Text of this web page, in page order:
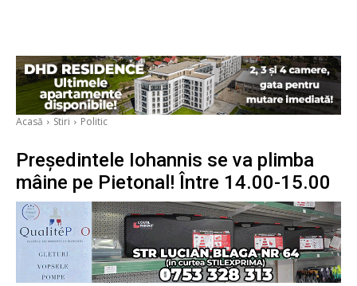
Acasă Stiri Politic
Președintele Iohannis se va plimba
mâine pe Pietonal! Între 14.00-15.00